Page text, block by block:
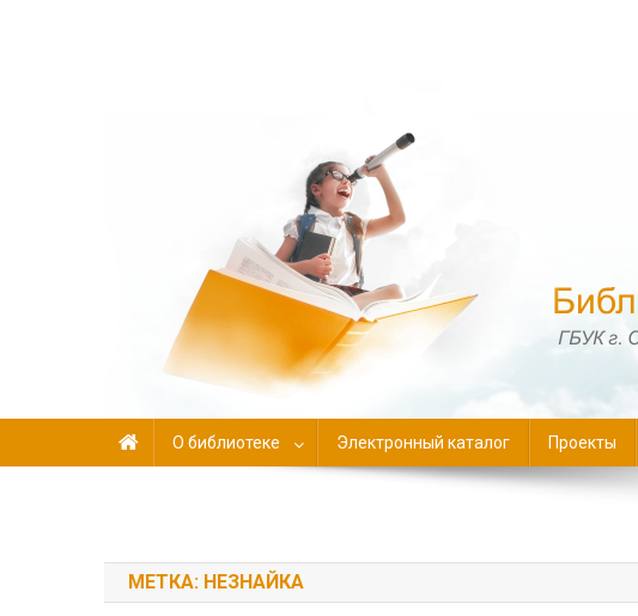
О библиотеке Электронный каталог Проекты
МЕТКА: НЕЗНАЙКА